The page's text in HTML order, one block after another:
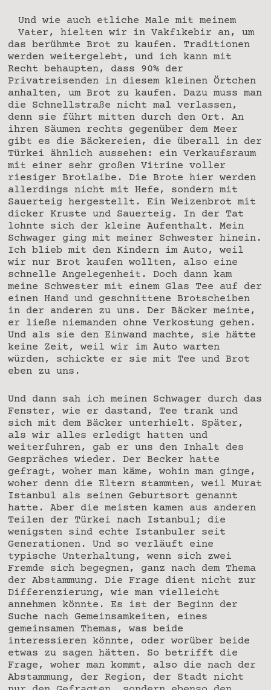
Und wie auch etliche Male mit meinem
Vater, hielten wir in Vakfıkebir an, um
das berühmte Brot zu kaufen. Traditionen
werden weitergelebt, und ich kann mit
Recht behaupten, dass 90% der
Privatreisenden in diesem kleinen Örtchen
anhalten, um Brot zu kaufen. Dazu muss man
die Schnellstraße nicht mal verlassen,
denn sie führt mitten durch den Ort. An
ihren Säumen rechts gegenüber dem Meer
gibt es die Bäckereien, die überall in der
Türkei ähnlich aussehen: ein Verkaufsraum
mit einer sehr großen Vitrine voller
riesiger Brotlaibe. Die Brote hier werden
allerdings nicht mit Hefe, sondern mit
Sauerteig hergestellt. Ein Weizenbrot mit
dicker Kruste und Sauerteig. In der Tat
lohnte sich der kleine Aufenthalt. Mein
Schwager ging mit meiner Schwester hinein.
Ich blieb mit den Kindern im Auto, weil
wir nur Brot kaufen wollten, also eine
schnelle Angelegenheit. Doch dann kam
meine Schwester mit einem Glas Tee auf der
einen Hand und geschnittene Brotscheiben
in der anderen zu uns. Der Bäcker meinte,
er ließe niemanden ohne Verkostung gehen.
Und als sie den Einwand machte, sie hätte
keine Zeit, weil wir im Auto warten
würden, schickte er sie mit Tee und Brot
eben zu uns.
Und dann sah ich meinen Schwager durch das
Fenster, wie er dastand, Tee trank und
sich mit dem Bäcker unterhielt. Später,
als wir alles erledigt hatten und
weiterfuhren, gab er uns den Inhalt des
Gespräches wieder. Der Becker hatte
gefragt, woher man käme, wohin man ginge,
woher denn die Eltern stammten, weil Murat
Istanbul als seinen Geburtsort genannt
hatte. Aber die meisten kamen aus anderen
Teilen der Türkei nach Istanbul; die
wenigsten sind echte Istanbuler seit
Generationen. Und so verläuft eine
typische Unterhaltung, wenn sich zwei
Fremde sich begegnen, ganz nach dem Thema
der Abstammung. Die Frage dient nicht zur
Differenzierung, wie man vielleicht
annehmen könnte. Es ist der Beginn der
Suche nach Gemeinsamkeiten, eines
gemeinsamen Themas, was beide
interessieren könnte, oder worüber beide
etwas zu sagen hätten. So betrifft die
Frage, woher man kommt, also die nach der
Abstammung, der Region, der Stadt nicht